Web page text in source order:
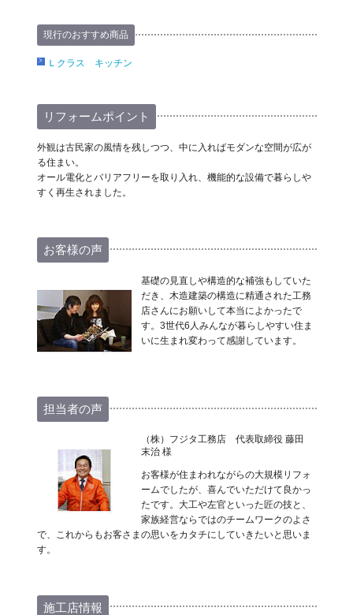
現行のおすすめ商品
Ｌクラス キッチン
リフォームポイント
外観は古民家の風情を残しつつ、中に入ればモダンな空間が広が
る住まい。
オール電化とバリアフリーを取り入れ、機能的な設備で暮らしや
すく再生されました。
お客様の声
基礎の見直しや構造的な補強もしていた
だき、木造建築の構造に精通された工務
店さんにお願いして本当によかったで
す。3世代6人みんなが暮らしやすい住ま
いに生まれ変わって感謝しています。
担当者の声
（株）フジタ工務店 代表取締役 藤田
末治 様
お客様が住まわれながらの大規模リフォ
ームでしたが、喜んでいただけて良かっ
たです。大工や左官といった匠の技と、
家族経営ならではのチームワークのよさ
で、これからもお客さまの思いをカタチにしていきたいと思いま
す。
施工店情報